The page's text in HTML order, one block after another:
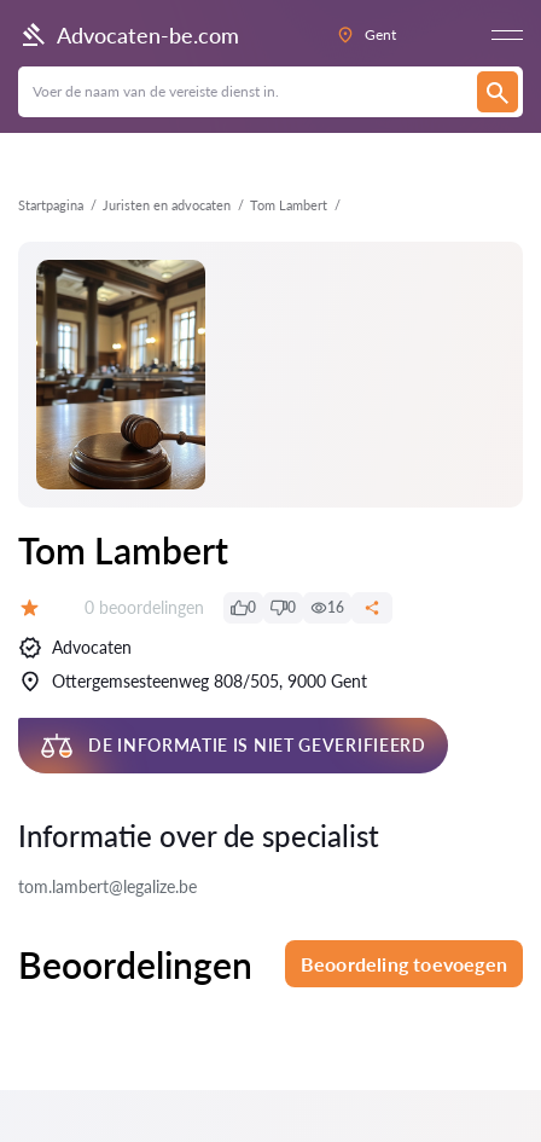
Advocaten-be.com Gent
Startpagina Juristen en advocaten Tom Lambert
Terug
Tom Lambert
Beoordelingen:
0 beoordelingen 0 0 16
Advocaten
Ottergemsesteenweg 808/505, 9000 Gent
DE INFORMATIE IS NIET GEVERIFIEERD
Informatie over de specialist
tom.lambert@legalize.be
Beoordelingen Beoordeling toevoegen